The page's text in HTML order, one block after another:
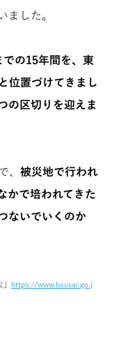
ました。
での15年間を、東
位置づけてきまし
の区切りを迎えま
、被災地で行われ
かで培われてきた
ないでいくのか
https://www.bousai.go.j